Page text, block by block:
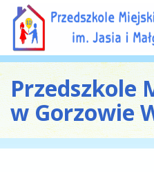
Przedszkole
w Gorzowie